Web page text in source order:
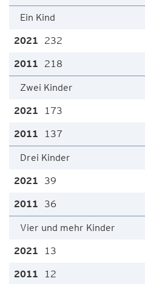
Ein Kind
232
218
Zwei Kinder
173
137
Drei Kinder
39
36
Vier und mehr Kinder
13
12